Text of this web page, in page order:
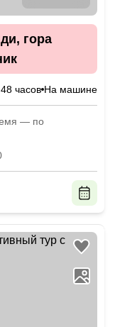
гора
48 часов На машине
— по